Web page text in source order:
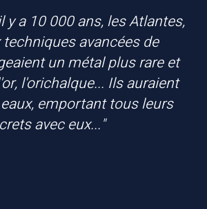
y a 10 000 ans, les Atlantes,
avancées de
un métal plus rare et
l'orichalque... Ils auraient
emportant tous leurs
avec eux..."